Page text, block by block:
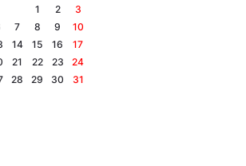
1
2
3
7 8 9
10
14 15 16
17
21 22 23
24
28 29 30 31